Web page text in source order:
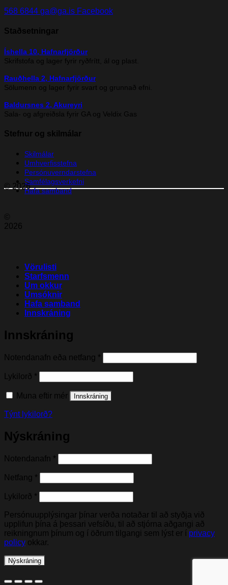
568 6844 ga@ga.is Facebook
Staðsetningar
Íshella 10, Hafnarfjörður
Skrifstofa og lager fyrir ryðfrítt, ál og plast.
Rauðhella 2, Hafnarfjörður
Sölumenn og lager fyrir svart og grunnað efni.
Baldursnes 2, Akureyri
Sala- og afgreiðsla fyrir GA og Veldix Gas
Stefnur og skilmálar
Skilmálar
Umhverfisstefna
Persónuverndarstefna
Samfélagsverkefni
Hafa samband
© 2026
©
2026
Vörulisti
Starfsmenn
Um okkur
Umsóknir
Hafa samband
Innskráning
Innskráning
Notendanafn eða netfang *
Lykilorð *
Muna eftir mér Innskráning
Týnt lykilorð?
Nýskráning
Notendanafn *
Netfang *
Lykilorð *
Persónuupplýsingar þínar verða notaðar til að styðja við
upplifun þína á þessari vefsíðu, til að stjórna aðgangi að
reikningnum þínum og í öðrum tilgangi sem lýst er í privacy
policy okkar.
Nýskráning